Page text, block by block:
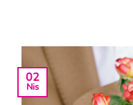
02
Nis